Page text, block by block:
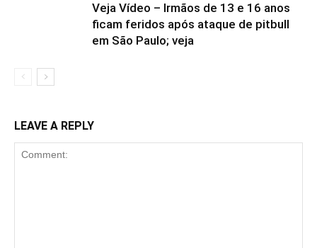
Veja Vídeo – Irmãos de 13 e 16 anos
ficam feridos após ataque de pitbull
em São Paulo; veja
LEAVE A REPLY